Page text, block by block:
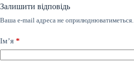
Залишити відповідь
Ваша e-mail адреса не оприлюднюватиметься.
Ім’я *